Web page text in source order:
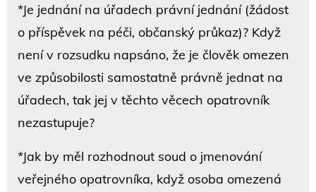
*Je jednání na úřadech právní jednání (žádost
o příspěvek na péči, občanský průkaz)? Když
není v rozsudku napsáno, že je člověk omezen
ve způsobilosti samostatně právně jednat na
úřadech, tak jej v těchto věcech opatrovník
nezastupuje?
*Jak by měl rozhodnout soud o jmenování
veřejného opatrovníka, když osoba omezená